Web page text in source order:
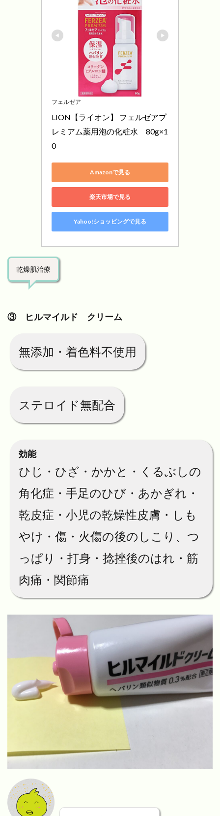
フェルゼア
LION【ライオン】 フェルゼアプ
レミアム薬用泡の化粧水　80g×1
0
Amazonで見る
楽天市場で見る
Yahoo!ショッピングで見る
乾燥肌治療
③ ヒルマイルド クリーム
無添加・着色料不使用
ステロイド無配合
効能
ひじ・ひざ・かかと・くるぶしの
角化症・手足のひび・あかぎれ・
乾皮症・小児の乾燥性皮膚・しも
やけ・傷・火傷の後のしこり、つ
っぱり・打身・捻挫後のはれ・筋
肉痛・関節痛